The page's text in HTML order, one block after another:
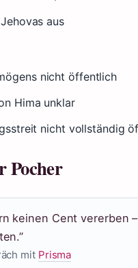
aus
nicht öffentlich
Hima unklar
nicht vollständig
Pocher
keinen Cent vererben
mit Prisma